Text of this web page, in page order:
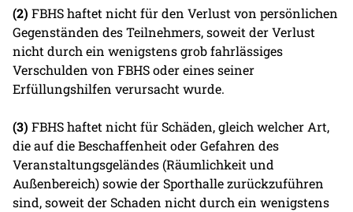
(2) FBHS haftet nicht für den Verlust von persönlichen
Gegenständen des Teilnehmers, soweit der Verlust
nicht durch ein wenigstens grob fahrlässiges
Verschulden von FBHS oder eines seiner
Erfüllungshilfen verursacht wurde.
(3) FBHS haftet nicht für Schäden, gleich welcher Art,
die auf die Beschaffenheit oder Gefahren des
Veranstaltungsgeländes (Räumlichkeit und
Außenbereich) sowie der Sporthalle zurückzuführen
sind, soweit der Schaden nicht durch ein wenigstens